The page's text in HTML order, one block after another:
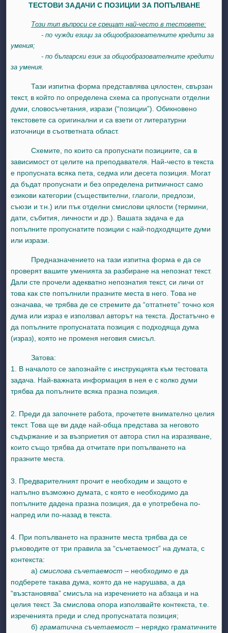
ТЕСТОВИ ЗАДАЧИ С ПОЗИЦИИ ЗА ПОПЪЛВАНЕ
Този тип въпроси се срещат най-често в тестовете:
- по чужди езици за общообразователните кредити за
умения;
- по български език за общообразователните кредити
за умения.
Тази изпитна форма представлява цялостен, свързан
текст, в който по определена схема са пропуснати отделни
думи, словосъчетания, изрази (“позиции”). Обикновено
текстовете са оригинални и са взети от литературни
източници в съответната област.
Схемите, по които са пропуснати позициите, са в
зависимост от целите на преподавателя. Най-често в текста
е пропусната всяка пета, седма или десета позиция. Могат
да бъдат пропуснати и без определена ритмичност само
езикови категории (съществителни, глаголи, предлози,
съюзи и т.н.) или пък отделни смислови цялости (термини,
дати, събития, личности и др.). Вашата задача е да
попълните пропуснатите позиции с най-подходящите думи
или изрази.
Предназначението на тази изпитна форма е да се
проверят вашите уменията за разбиране на непознат текст.
Дали сте прочели адекватно непознатия текст, си личи от
това как сте попълнили празните места в него. Това не
означава, че трябва де се стремите да “отгатнете” точно коя
дума или израз е използвал авторът на текста. Достатъчно е
да попълните пропуснатата позиция с подходяща дума
(израз), която не променя неговия смисъл.
Затова:
1. В началото се запознайте с инструкцията към тестовата
задача. Най-важната информация в нея е с колко думи
трябва да попълните всяка празна позиция.
2. Преди да започнете работа, прочетете внимателно целия
текст. Това ще ви даде най-обща представа за неговото
съдържание и за възприетия от автора стил на изразяване,
които също трябва да отчитате при попълването на
празните места.
3. Предварителният прочит е необходим и защото е
напълно възможно думата, с която е необходимо да
попълните дадена празна позиция, да е употребена по-
напред или по-назад в текста.
4. При попълването на празните места трябва да се
ръководите от три правила за “съчетаемост” на думата, с
контекста:
а) смислова съчетаемост – необходимо е да
подберете такава дума, която да не нарушава, а да
“възстановява” смисъла на изречението на абзаца и на
целия текст. За смислова опора използвайте контекста, т.е.
изреченията преди и след пропуснатата позиция;
б) граматична съчетаемост – нерядко граматичните
1 August
2 August
8 August
9 August
15 August
16 August
22 August
23 August
29 August
30 August